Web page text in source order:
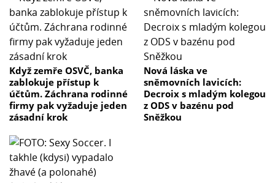
Když zemře OSVČ, banka
zablokuje přístup k
účtům. Záchrana rodinné
firmy pak vyžaduje jeden
zásadní krok
Nová láska ve
sněmovních lavicích:
Decroix s mladým kolegou
z ODS v bazénu pod
Sněžkou